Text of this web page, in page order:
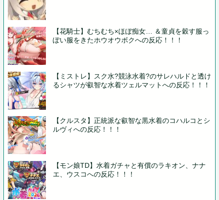
【花騎士】むちむち×ほぼ痴女… ＆童貞を穀す服っ
ぽい服をきたホウオウボクへの反応！！！
【ミストレ】スク水?競泳水着?のサレハルドと透け
るシャツが叡智な水着ツェルマットへの反応！！！
【クルスタ】正統派な叡智な黒水着のコハルコとシ
ルヴィへの反応！！！
【モン娘TD】水着ガチャと有償のラキオン、ナナ
エ、ウスコへの反応！！！